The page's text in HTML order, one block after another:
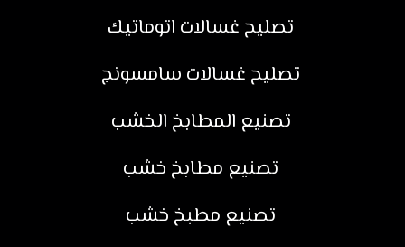
تصليح غسالات اتوماتيك
تصليح غسالات سامسونج
تصنيع المطابخ الخشب
تصنيع مطابخ خشب
تصنيع مطبخ خشب